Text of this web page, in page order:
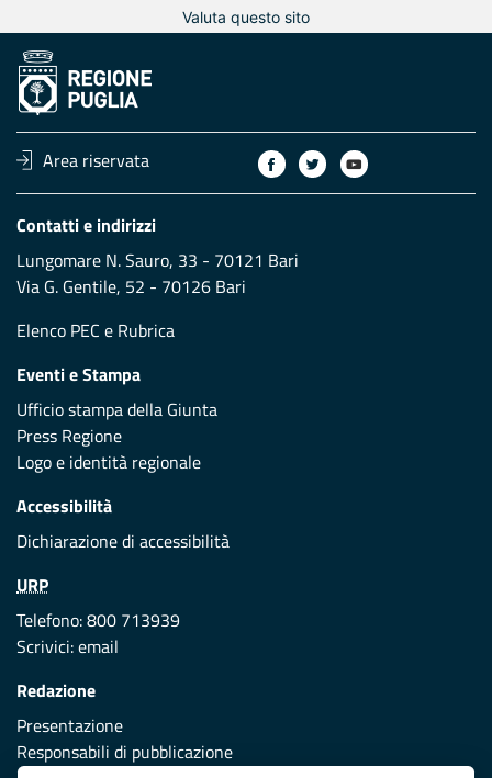
Valuta questo sito
Area riservata
Contatti e indirizzi
Lungomare N. Sauro, 33 - 70121 Bari
Via G. Gentile, 52 - 70126 Bari
Elenco PEC e Rubrica
Eventi e Stampa
Ufficio stampa della Giunta
Press Regione
Logo e identità regionale
Accessibilità
Dichiarazione di accessibilità
URP
Telefono: 800 713939
Scrivici:email
Redazione
Presentazione
Responsabili di pubblicazione